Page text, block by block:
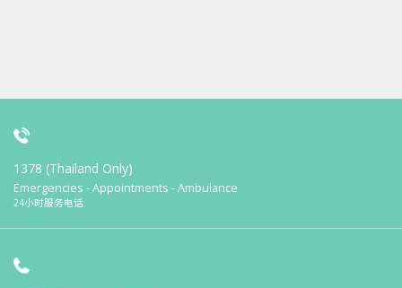
1378 (Thailand Only)
Emergencies - Appointments - Ambulance
24小时服务电话